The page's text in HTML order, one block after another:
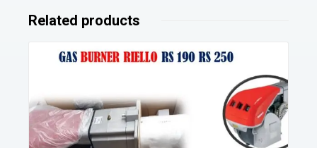
Related products
Details